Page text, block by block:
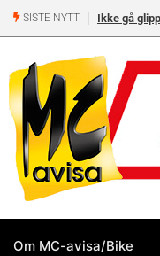
SISTE NYTT Ikke gå
Om MC-avisa/Bike